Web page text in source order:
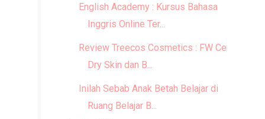
English Academy : Kursus Bahasa
Inggris Online Ter...
Review Treecos Cosmetics : FW Cera
Dry Skin dan B...
Inilah Sebab Anak Betah Belajar di
Ruang Belajar B...